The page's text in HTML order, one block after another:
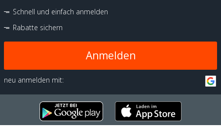
Schnell und einfach anmelden
Rabatte sichern
Anmelden
neu anmelden mit: